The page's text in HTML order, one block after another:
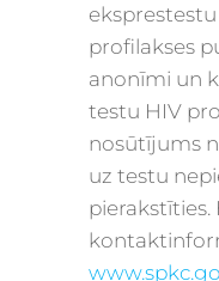
profilakses
anonīmi un
testu HIV
nosūtījums
uz testu